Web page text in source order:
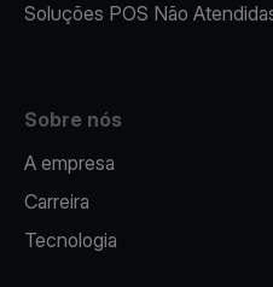
Soluções POS Não
Sobre nós
A empresa
Carreira
Tecnologia